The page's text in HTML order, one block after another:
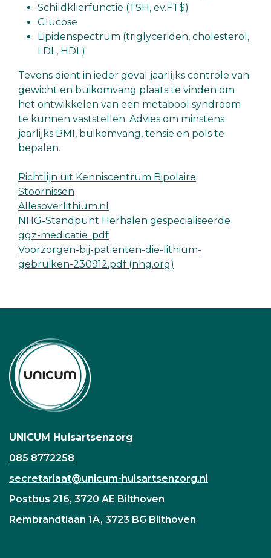
Schildklierfunctie (TSH, ev.FT$)
Glucose
Lipidenspectrum (triglyceriden, cholesterol,
LDL, HDL)
Tevens dient in ieder geval jaarlijks controle van
gewicht en buikomvang plaats te vinden om
het ontwikkelen van een metabool syndroom
te kunnen vaststellen. Advies om minstens
jaarlijks BMI, buikomvang, tensie en pols te
bepalen.
Richtlijn uit Kenniscentrum Bipolaire
Stoornissen
Allesoverlithium.nl
NHG-Standpunt Herhalen gespecialiseerde
ggz-medicatie .pdf
Voorzorgen-bij-patiënten-die-lithium-
gebruiken-230912.pdf (nhg.org)
UNICUM Huisartsenzorg
085 8772258
secretariaat@unicum-huisartsenzorg.nl
Postbus 216, 3720 AE Bilthoven
Rembrandtlaan 1A, 3723 BG Bilthoven